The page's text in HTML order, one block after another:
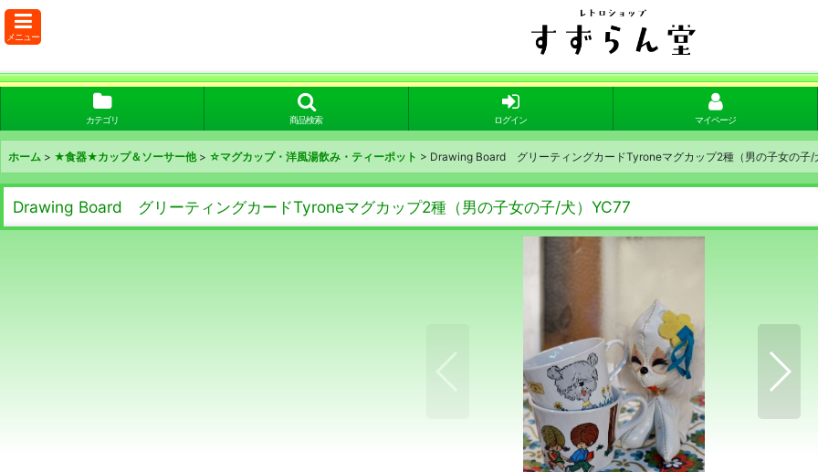
メニュー
カテゴリ 商品検索 ログイン マイページ
ホーム > ★食器★カップ＆ソーサー他 > ☆マグカップ・洋風湯飲み・ティーポット > Drawing Board グリーティングカードTyroneマグカップ2種（男の子女の子/
Drawing Board グリーティングカードTyroneマグカップ2種（男の子女の子/犬）YC77